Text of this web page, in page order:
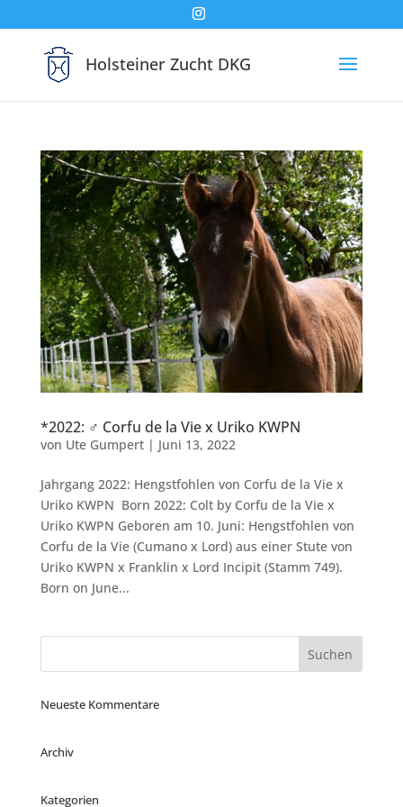
Holsteiner Zucht DKG
*2022: ♂ Corfu de la Vie x Uriko KWPN
von Ute Gumpert| Juni 13, 2022
Jahrgang 2022: Hengstfohlen von Corfu de la Vie x
Uriko KWPN Born 2022: Colt by Corfu de la Vie x
Uriko KWPN Geboren am 10. Juni: Hengstfohlen von
Corfu de la Vie (Cumano x Lord) aus einer Stute von
Uriko KWPN x Franklin x Lord Incipit (Stamm 749).
Born on June...
Neueste Kommentare
Archiv
Kategorien